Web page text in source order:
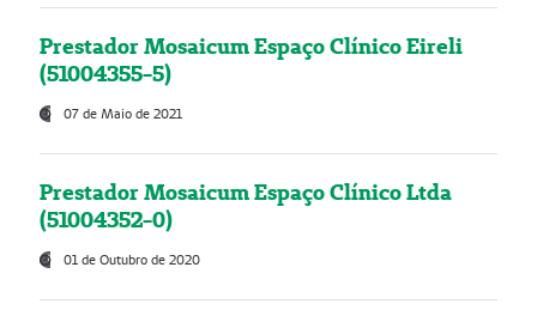
Prestador Mosaicum Espaço Clínico Eireli
(51004355-5)
07 de Maio de 2021
Prestador Mosaicum Espaço Clínico Ltda
(51004352-0)
01 de Outubro de 2020